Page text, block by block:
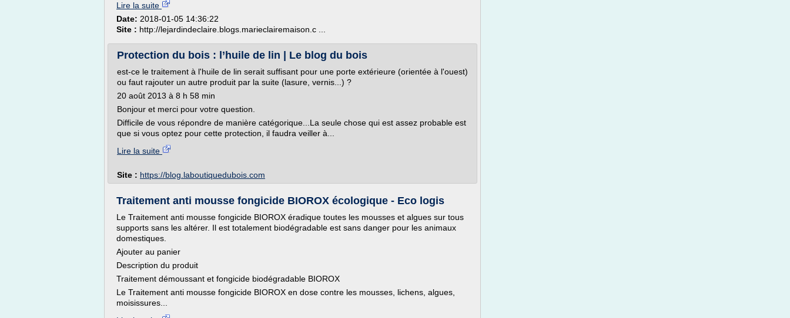
Lire la suite
Date: 2018-01-05 14:36:22
Site : http://lejardindeclaire.blogs.marieclairemaison.c ...
Protection du bois : l’huile de lin | Le blog du bois
est-ce le traitement à l'huile de lin serait suffisant pour une porte extérieure (orientée à l'ouest)
ou faut rajouter un autre produit par la suite (lasure, vernis...) ?
20 août 2013 à 8 h 58 min
Bonjour et merci pour votre question.
Difficile de vous répondre de manière catégorique...La seule chose qui est assez probable est
que si vous optez pour cette protection, il faudra veiller à...
Lire la suite
Site : https://blog.laboutiquedubois.com
Traitement anti mousse fongicide BIOROX écologique - Eco logis
Le Traitement anti mousse fongicide BIOROX éradique toutes les mousses et algues sur tous
supports sans les altérer. Il est totalement biodégradable est sans danger pour les animaux
domestiques.
Ajouter au panier
Description du produit
Traitement démoussant et fongicide biodégradable BIOROX
Le Traitement anti mousse fongicide BIOROX en dose contre les mousses, lichens, algues,
moisissures...